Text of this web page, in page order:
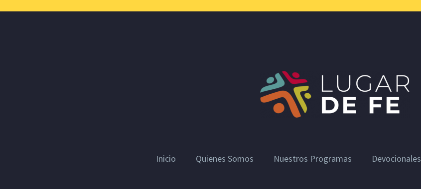
Inicio Quienes Somos Nuestros Programas Devocionales